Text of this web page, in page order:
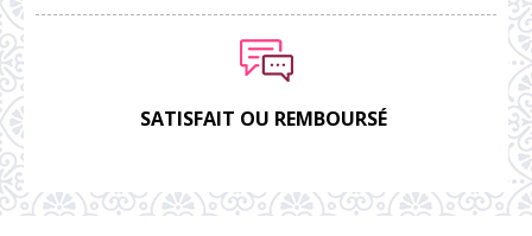
SATISFAIT OU REMBOURSÉ